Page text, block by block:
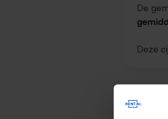
De
Deze